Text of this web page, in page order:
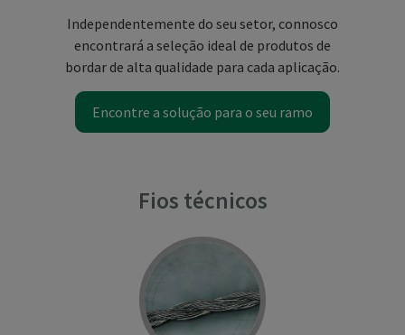
Independentemente do seu setor, connosco
encontrará a seleção ideal de produtos de
bordar de alta qualidade para cada aplicação.
Encontre a solução para o seu ramo
Fios técnicos